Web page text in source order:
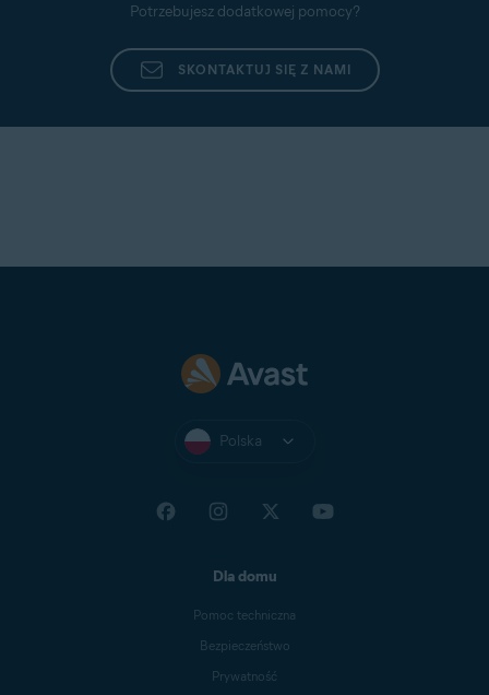
Potrzebujesz dodatkowej pomocy?
SKONTAKTUJ SIĘ Z NAMI
Polska
Dla domu
Pomoc techniczna
Bezpieczeństwo
Prywatność